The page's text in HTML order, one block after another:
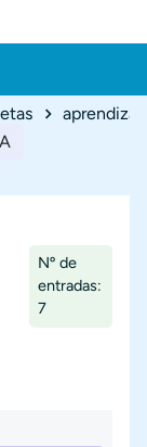
Nº de
entradas:
7